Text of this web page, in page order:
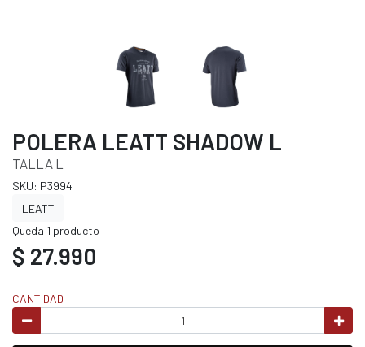
POLERA LEATT SHADOW L
TALLA L
SKU: P3994
LEATT
Queda 1 producto
$ 27.990
CANTIDAD